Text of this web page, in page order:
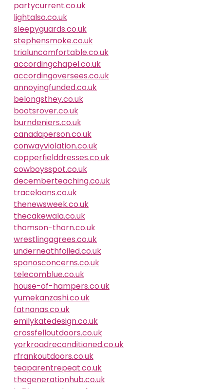
partycurrent.co.uk
lightalso.co.uk
sleepyguards.co.uk
stephensmoke.co.uk
trialuncomfortable.co.uk
accordingchapel.co.uk
accordingoversees.co.uk
annoyingfunded.co.uk
belongsthey.co.uk
bootsrover.co.uk
burndeniers.co.uk
canadaperson.co.uk
conwayviolation.co.uk
copperfielddresses.co.uk
cowboysspot.co.uk
decemberteaching.co.uk
traceloans.co.uk
thenewsweek.co.uk
thecakewala.co.uk
thomson-thorn.co.uk
wrestlingagrees.co.uk
underneathfoiled.co.uk
spanosconcerns.co.uk
telecomblue.co.uk
house-of-hampers.co.uk
yumekanzashi.co.uk
fatnanas.co.uk
emilykatedesign.co.uk
crossfelloutdoors.co.uk
yorkroadreconditioned.co.uk
rfrankoutdoors.co.uk
teaparentrepeat.co.uk
thegenerationhub.co.uk